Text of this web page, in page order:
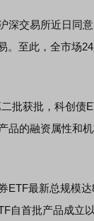
交易所近日同意
。至此，全市场
批获批，科创债
品的融资属性和
最新总规模达
自首批产品成立